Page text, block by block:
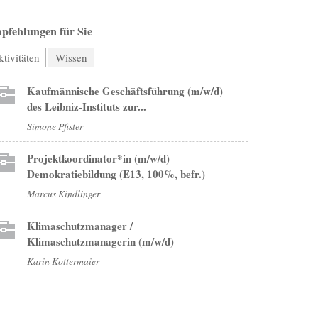
für Sie
(aktiver Reiter)
Wissen
Kaufmännische Geschäftsführung (m/w/d)
des Leibniz-Instituts zur...
Simone Pfister
Projektkoordinator*in (m/w/d)
Demokratiebildung (E13, 100%, befr.)
Marcus Kindlinger
Klimaschutzmanager /
Klimaschutzmanagerin (m/w/d)
Karin Kottermaier